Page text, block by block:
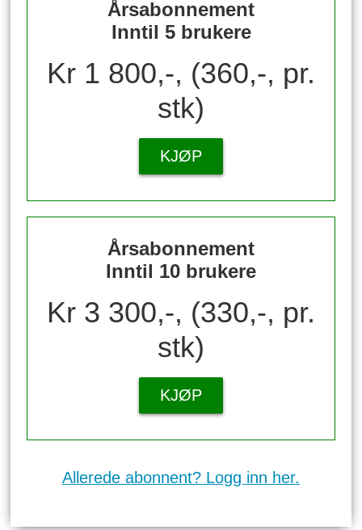
Årsabonnement
Inntil 5 brukere
Kr 1 800,-, (360,-, pr.
stk)
KJØP
Årsabonnement
Inntil 10 brukere
Kr 3 300,-, (330,-, pr.
stk)
KJØP
Allerede abonnent? Logg inn her.